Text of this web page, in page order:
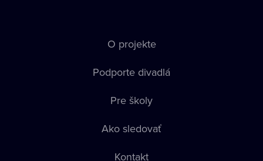
O projekte
Podporte divadlá
Pre školy
Ako sledovať
Kontakt